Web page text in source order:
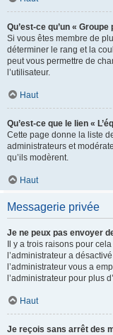
Qu’est-ce qu’un «
Si vous êtes membre de
déterminer le rang et la
peut vous permettre de
l’utilisateur.
Haut
Qu’est-ce que le lien «
Cette page donne la liste
administrateurs et
qu’ils modèrent.
Haut
Messagerie privée
Je ne peux pas envoyer
Il y a trois raisons pour
l’administrateur a
l’administrateur vous a
l’administrateur pour plus
Haut
Je reçois sans arrêt des